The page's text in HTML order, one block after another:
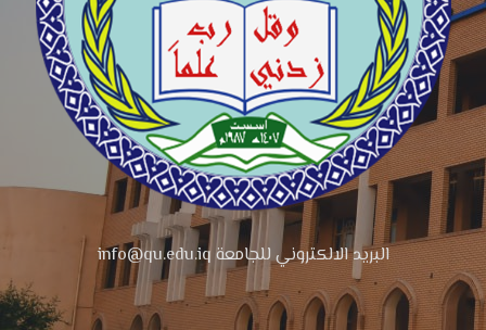
البريد الالكتروني للجامعة info@qu.edu.iq